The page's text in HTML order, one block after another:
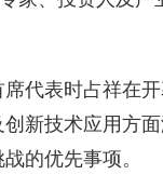
表时占祥在开
新技术应用方
的优先事项。